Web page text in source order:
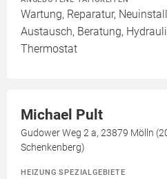
Wartung, Reparatur,
Austausch, Beratung,
Thermostat
Michael Pult
Gudower Weg 2 a, 23879 Mölln
Schenkenberg)
HEIZUNG SPEZIALGEBIETE